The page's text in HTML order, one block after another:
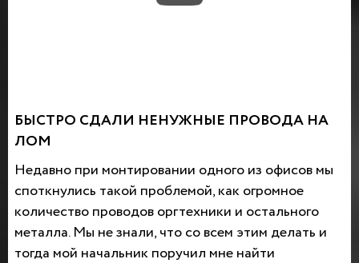
БЫСТРО СДАЛИ НЕНУЖНЫЕ ПРОВОДА НА
ЛОМ
Недавно при монтировании одного из офисов мы
споткнулись такой проблемой, как огромное
количество проводов оргтехники и остального
металла. Мы не знали, что со всем этим делать и
тогда мой начальник поручил мне найти